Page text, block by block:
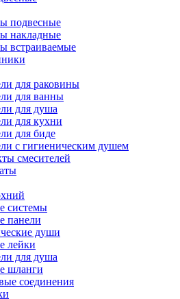
подвесные
накладные
встраиваемые
для раковины
для ванны
для душа
для кухни
для биде
с гигиеническим душем
смесителей
системы
панели
души
лейки
для душа
шланги
соединения